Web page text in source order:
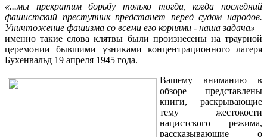
«...мы прекратим борьбу только тогда, когда последний
фашистский преступник предстанет перед судом народов.
Уничтожение фашизма со всеми его корнями - наша задача» –
именно такие слова клятвы были произнесены на траурной
церемонии бывшими узниками концентрационного лагеря
Бухенвальд 19 апреля 1945 года.
Вашему вниманию в
обзоре представлены
книги, раскрывающие
тему жестокости
нацистского режима,
рассказывающие о